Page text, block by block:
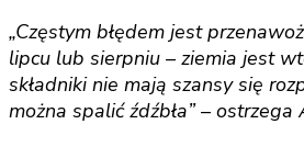
„Częstym błędem jest
lipcu lub sierpniu – ziemia jest
składniki nie mają szansy się
można spalić źdźbła” – ostrzega